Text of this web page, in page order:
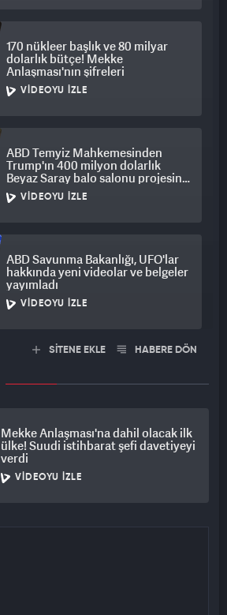
170 nükleer başlık ve 80 milyar
dolarlık bütçe! Mekke
Anlaşması'nın şifreleri
VIDEOYU İZLE
ABD Temyiz Mahkemesinden
Trump'ın 400 milyon dolarlık
Beyaz Saray balo salonu projesine
engelVIDEOYU İZLE
ABD Savunma Bakanlığı, UFO'lar
hakkında yeni videolar ve belgeler
yayımladı
VIDEOYU İZLE
SİTENE EKLE HABERE DÖN
Mekke Anlaşması'na dahil olacak ilk
ülke! Suudi istihbarat şefi davetiyeyi
verdi
VIDEOYU İZLE